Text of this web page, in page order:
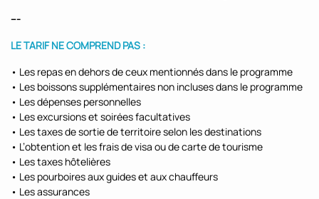
---
LE TARIF NE COMPREND PAS :
• Les repas en dehors de ceux mentionnés dans le programme
• Les boissons supplémentaires non incluses dans le programme
• Les dépenses personnelles
• Les excursions et soirées facultatives
• Les taxes de sortie de territoire selon les destinations
• L’obtention et les frais de visa ou de carte de tourisme
• Les taxes hôtelières
• Les pourboires aux guides et aux chauffeurs
• Les assurances